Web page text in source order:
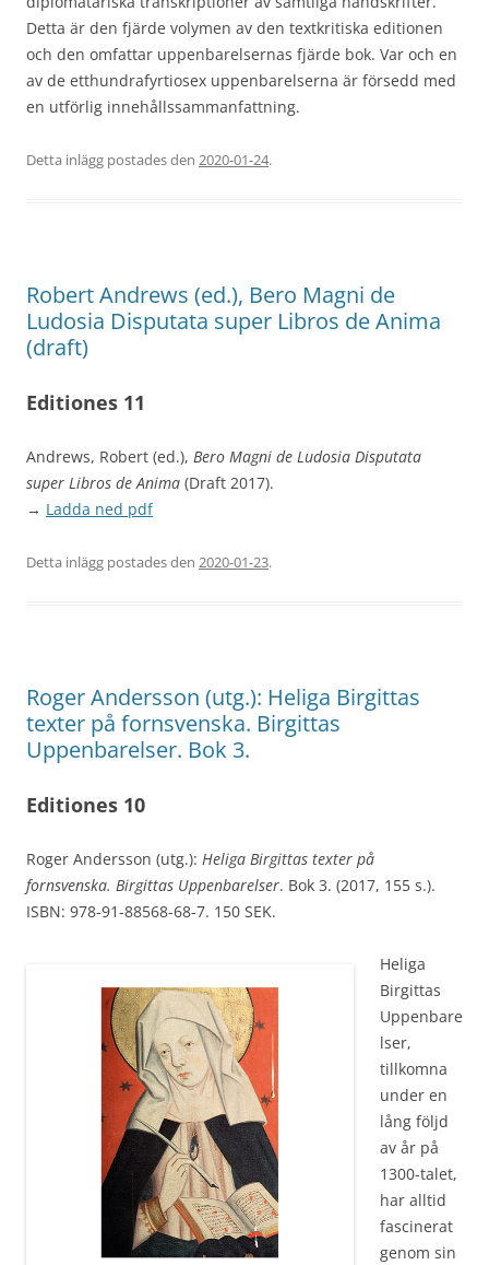
Detta är den fjärde volymen av den textkritiska editionen
och den omfattar uppenbarelsernas fjärde bok. Var och en
av de etthundrafyrtiosex uppenbarelserna är försedd med
en utförlig innehållssammanfattning.
Detta inlägg postades den 2020-01-24.
Robert Andrews (ed.), Bero Magni de
Ludosia Disputata super Libros de Anima
(draft)
Editiones 11
Andrews, Robert (ed.), Bero Magni de Ludosia Disputata
super Libros de Anima (Draft 2017).
→ Ladda ned pdf
Detta inlägg postades den 2020-01-23.
Roger Andersson (utg.): Heliga Birgittas
texter på fornsvenska. Birgittas
Uppenbarelser. Bok 3.
Editiones 10
Roger Andersson (utg.): Heliga Birgittas texter på
fornsvenska. Birgittas Uppenbarelser. Bok 3. (2017, 155 s.).
ISBN: 978-91-88568-68-7. 150 SEK.
Heliga
Birgittas
Uppenbare
lser,
tillkomna
under en
lång följd
av år på
1300-talet,
har alltid
fascinerat
genom sin